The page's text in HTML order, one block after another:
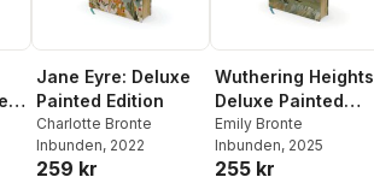
Jane Eyre: Deluxe
Painted Edition
Charlotte Bronte
Inbunden, 2022
259 kr
Wuthering
Deluxe Painted
Edition
Emily Bronte
Inbunden, 2025
255 kr